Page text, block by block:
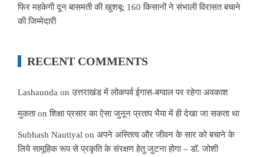
फिर महकेगी दून बासमती की खुशबू: 160 किसानों ने संभाली विरासत बचाने
की जिम्मेदारी
RECENT COMMENTS
Lashaunda onउत्तराखंड में लोकपर्व ईगास-बग्वाल पर रहेगा अवकाश
मुकताonशिक्षा प्रसार का ऐसा जुनून प्रताप भैया में ही देखा जा सकता था
Subhash Nautiyal on अपने अस्तित्व और जीवन के सार को बचाने के
लिये सामूहिक रूप से प्रकृति के संरक्षण हेतु जुटना होगा – डॉ. जोशी